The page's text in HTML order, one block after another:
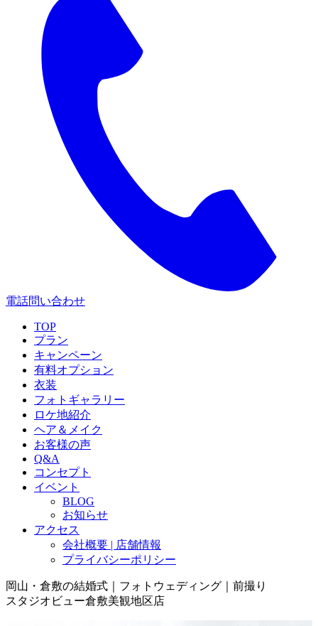
電話問い合わせ
TOP
プラン
キャンペーン
有料オプション
衣装
フォトギャラリー
ロケ地紹介
ヘア＆メイク
お客様の声
Q&A
コンセプト
イベント
BLOG
お知らせ
アクセス
会社概要 | 店舗情報
プライバシーポリシー
岡山・倉敷の結婚式｜フォトウェディング｜前撮り
スタジオビュー倉敷美観地区店